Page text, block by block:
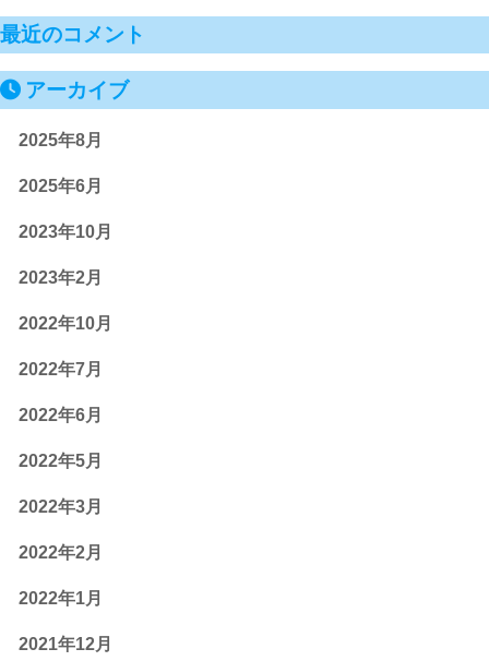
最近のコメント
アーカイブ
2025年8月
2025年6月
2023年10月
2023年2月
2022年10月
2022年7月
2022年6月
2022年5月
2022年3月
2022年2月
2022年1月
2021年12月